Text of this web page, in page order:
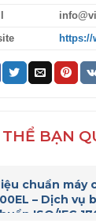
THỂ BẠN
chuẩn máy
– Dịch vụ
ISO/IEC